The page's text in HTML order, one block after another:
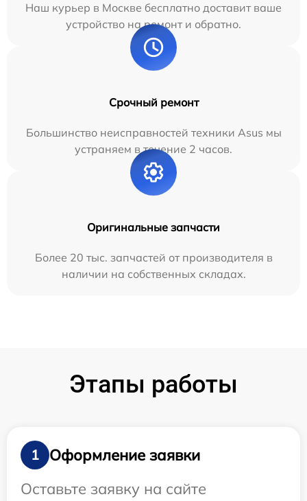
Наш курьер в Москве бесплатно доставит ваше
устройство на ремонт и обратно.
Срочный ремонт
Большинство неисправностей техники Asus мы
устраняем в течение 2 часов.
Оригинальные запчасти
Более 20 тыс. запчастей от производителя в
наличии на собственных складах.
Этапы работы
1
Оформление заявки
Оставьте заявку на сайте